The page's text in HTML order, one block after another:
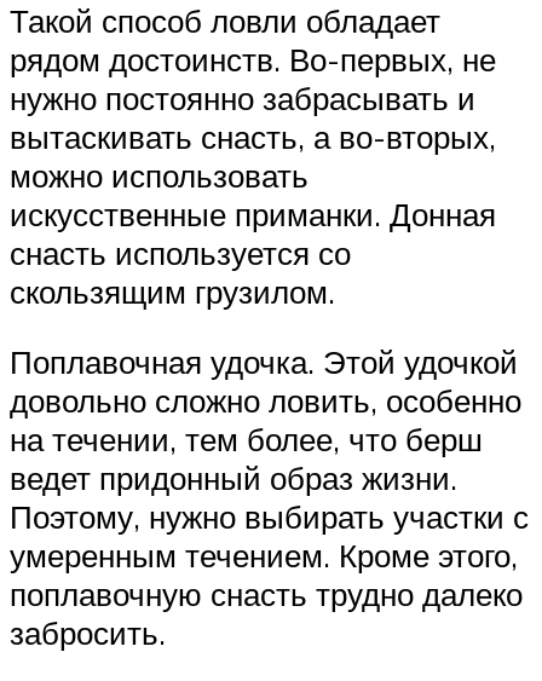
Такой способ ловли обладает
рядом достоинств. Во-первых, не
нужно постоянно забрасывать и
вытаскивать снасть, а во-вторых,
можно использовать
искусственные приманки. Донная
снасть используется со
скользящим грузилом.
Поплавочная удочка. Этой удочкой
довольно сложно ловить, особенно
на течении, тем более, что берш
ведет придонный образ жизни.
Поэтому, нужно выбирать участки с
умеренным течением. Кроме этого,
поплавочную снасть трудно далеко
забросить.